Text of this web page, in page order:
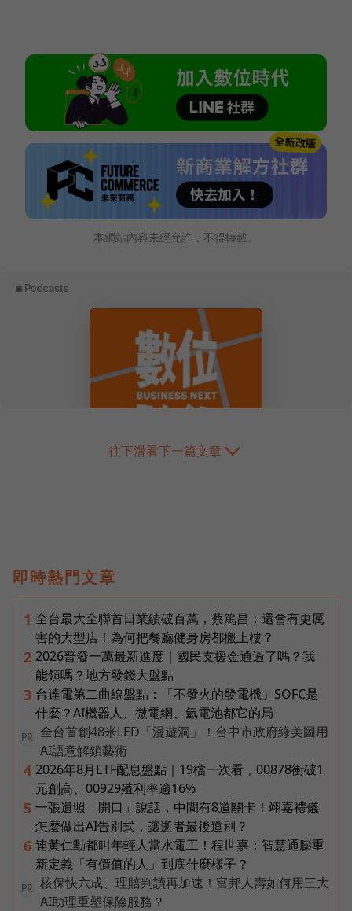
本網站內容未經允許，不得轉載。
往下滑看下一篇文章
即時熱門文章
1 全台最大全聯首日業績破百萬，蔡篤昌：還會有更厲
害的大型店！為何把餐廳健身房都搬上樓？
2 2026普發一萬最新進度｜國民支援金通過了嗎？我
能領嗎？地方發錢大盤點
3 台達電第二曲線盤點：「不發火的發電機」SOFC是
什麼？AI機器人、微電網、氫電池都它的局
PR
全台首創48米LED「漫遊洞」！台中市政府綠美圖用
AI語意解鎖藝術
4 2026年8月ETF配息盤點｜19檔一次看，00878衝破1
元創高、00929殖利率逾16%
5 一張遺照「開口」說話，中間有8道關卡！翊嘉禮儀
怎麼做出AI告別式，讓逝者最後道別？
6 連黃仁勳都叫年輕人當水電工！程世嘉：智慧通膨重
新定義「有價值的人」到底什麼樣子？
PR
核保快六成、理賠判讀再加速！富邦人壽如何用三大
AI助理重塑保險服務？